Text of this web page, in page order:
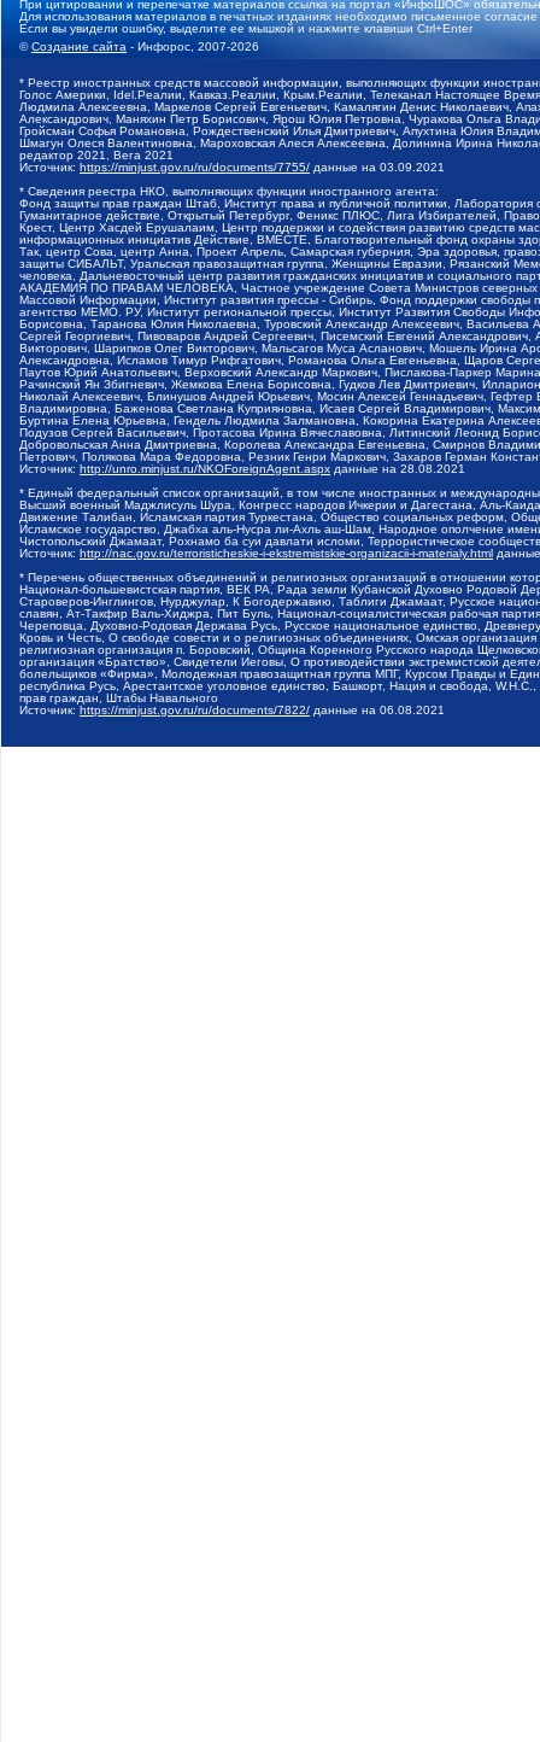
При цитировании и перепечатке материалов ссылка на портал «ИнфоШОС»
Для использования материалов в печатных изданиях необходимо письменное
Если вы увидели ошибку, выделите ее мышкой и нажмите клавиши Ctrl+Enter
©Создание сайта - Инфорос, 2007-2026
* Реестр иностранных средств массовой информации, выполняющих функции
Голос Америки, Idel.Реалии, Кавказ.Реалии, Крым.Реалии, Телеканал Настоящее
Людмила Алексеевна, Маркелов Сергей Евгеньевич, Камалягин Денис Николаевич,
Александрович, Маняхин Петр Борисович, Ярош Юлия Петровна, Чуракова Ольга
Гройсман Софья Романовна, Рождественский Илья Дмитриевич, Апухтина Юлия
Шмагун Олеся Валентиновна, Мароховская Алеся Алексеевна, Долинина Ирина
редактор 2021, Вега 2021
Источник: https://minjust.gov.ru/ru/documents/7755/ данные на 03.09.2021
* Сведения реестра НКО, выполняющих функции иностранного агента:
Фонд защиты прав граждан Штаб, Институт права и публичной политики,
Гуманитарное действие, Открытый Петербург, Феникс ПЛЮС, Лига Избирателей,
Крест, Центр Хасдей Ерушалаим, Центр поддержки и содействия развитию средств
информационных инициатив Действие, ВМЕСТЕ, Благотворительный фонд охраны
Так, центр Сова, центр Анна, Проект Апрель, Самарская губерния, Эра здоровья,
защиты СИБАЛЬТ, Уральская правозащитная группа, Женщины Евразии, Рязанский
человека, Дальневосточный центр развития гражданских инициатив и социального
АКАДЕМИЯ ПО ПРАВАМ ЧЕЛОВЕКА, Частное учреждение Совета Министров северных
Массовой Информации, Институт развития прессы - Сибирь, Фонд поддержки
агентство МЕМО. РУ, Институт региональной прессы, Институт Развития Свободы
Борисовна, Таранова Юлия Николаевна, Туровский Александр Алексеевич,
Сергей Георгиевич, Пивоваров Андрей Сергеевич, Писемский Евгений
Викторович, Шарипков Олег Викторович, Мальсагов Муса Асланович, Мошель Ирина
Александровна, Исламов Тимур Рифгатович, Романова Ольга Евгеньевна, Щаров
Паутов Юрий Анатольевич, Верховский Александр Маркович, Пислакова-Паркер
Рачинский Ян Збигневич, Жемкова Елена Борисовна, Гудков Лев Дмитриевич,
Николай Алексеевич, Блинушов Андрей Юрьевич, Мосин Алексей Геннадьевич,
Владимировна, Баженова Светлана Куприяновна, Исаев Сергей Владимирович,
Буртина Елена Юрьевна, Гендель Людмила Залмановна, Кокорина Екатерина
Подузов Сергей Васильевич, Протасова Ирина Вячеславовна, Литинский Леонид
Добровольская Анна Дмитриевна, Королева Александра Евгеньевна, Смирнов
Петрович, Полякова Мара Федоровна, Резник Генри Маркович, Захаров Герман
Источник: http://unro.minjust.ru/NKOForeignAgent.aspx данные на 28.08.2021
* Единый федеральный список организаций, в том числе иностранных и
Высший военный Маджлисуль Шура, Конгресс народов Ичкерии и Дагестана, Аль-
Движение Талибан, Исламская партия Туркестана, Общество социальных реформ,
Исламское государство, Джабха аль-Нусра ли-Ахль аш-Шам, Народное ополчение
Чистопольский Джамаат, Рохнамо ба суи давлати исломи, Террористическое
Источник: http://nac.gov.ru/terroristicheskie-i-ekstremistskie-organizacii-i-materialy.html
* Перечень общественных объединений и религиозных организаций в отношении
Национал-большевистская партия, ВЕК РА, Рада земли Кубанской Духовно Родовой
Староверов-Инглингов, Нурджулар, К Богодержавию, Таблиги Джамаат, Русское
славян, Ат-Такфир Валь-Хиджра, Пит Буль, Национал-социалистическая рабочая
Череповца, Духовно-Родовая Держава Русь, Русское национальное единство,
Кровь и Честь, О свободе совести и о религиозных объединениях, Омская
религиозная организация п. Боровский, Община Коренного Русского народа
организация «Братство», Свидетели Иеговы, О противодействии экстремистской
болельщиков «Фирма», Молодежная правозащитная группа МПГ, Курсом Правды и
республика Русь, Арестантское уголовное единство, Башкорт, Нация и свобода,
прав граждан, Штабы Навального
Источник: https://minjust.gov.ru/ru/documents/7822/ данные на 06.08.2021